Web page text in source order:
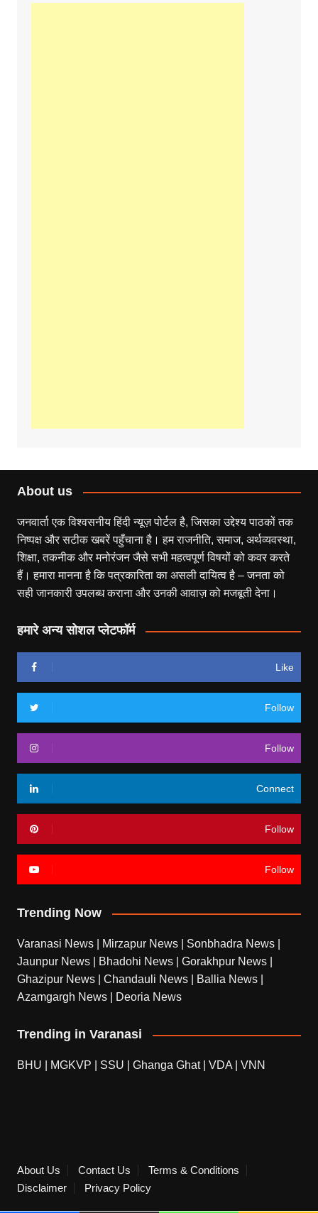
About us
जनवार्ता एक विश्वसनीय हिंदी न्यूज़ पोर्टल है, जिसका उद्देश्य पाठकों तक
निष्पक्ष और सटीक खबरें पहुँचाना है। हम राजनीति, समाज, अर्थव्यवस्था,
शिक्षा, तकनीक और मनोरंजन जैसे सभी महत्वपूर्ण विषयों को कवर करते
हैं। हमारा मानना है कि पत्रकारिता का असली दायित्व है – जनता को
सही जानकारी उपलब्ध कराना और उनकी आवाज़ को मजबूती देना।
हमारे अन्य सोशल प्लेटफॉर्म
Like
Follow
Follow
Connect
Follow
Follow
Trending Now
Varanasi News Mirzapur News Sonbhadra News
Jaunpur News
Bhadohi News Gorakhpur News
Ghazipur News
Chandauli News Ballia News
Azamgargh News
Deoria News
Trending in Varanasi
BHU MGKVP SSU Ghanga Ghat| VDA VNN
About Us Contact Us
Terms & Conditions
Disclaimer
Privacy Policy